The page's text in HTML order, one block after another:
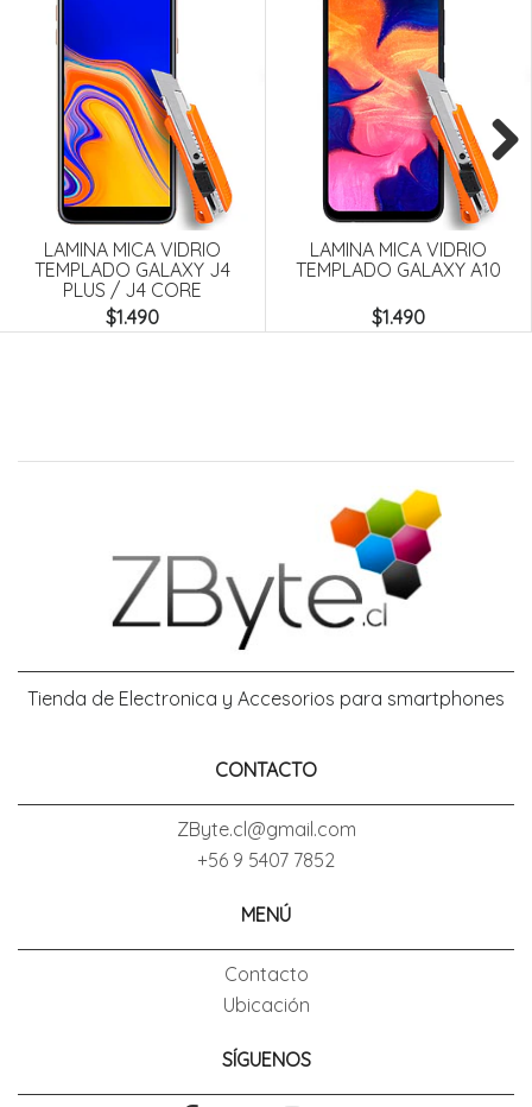
LAMINA MICA VIDRIO
TEMPLADO GALAXY J4
PLUS / J4 CORE
$1.490
LAMINA MICA VIDRIO
TEMPLADO GALAXY A10
$1.490
Next
Tienda de Electronica y Accesorios para smartphones
CONTACTO
ZByte.cl@gmail.com
+56 9 5407 7852
MENÚ
Contacto
Ubicación
SÍGUENOS